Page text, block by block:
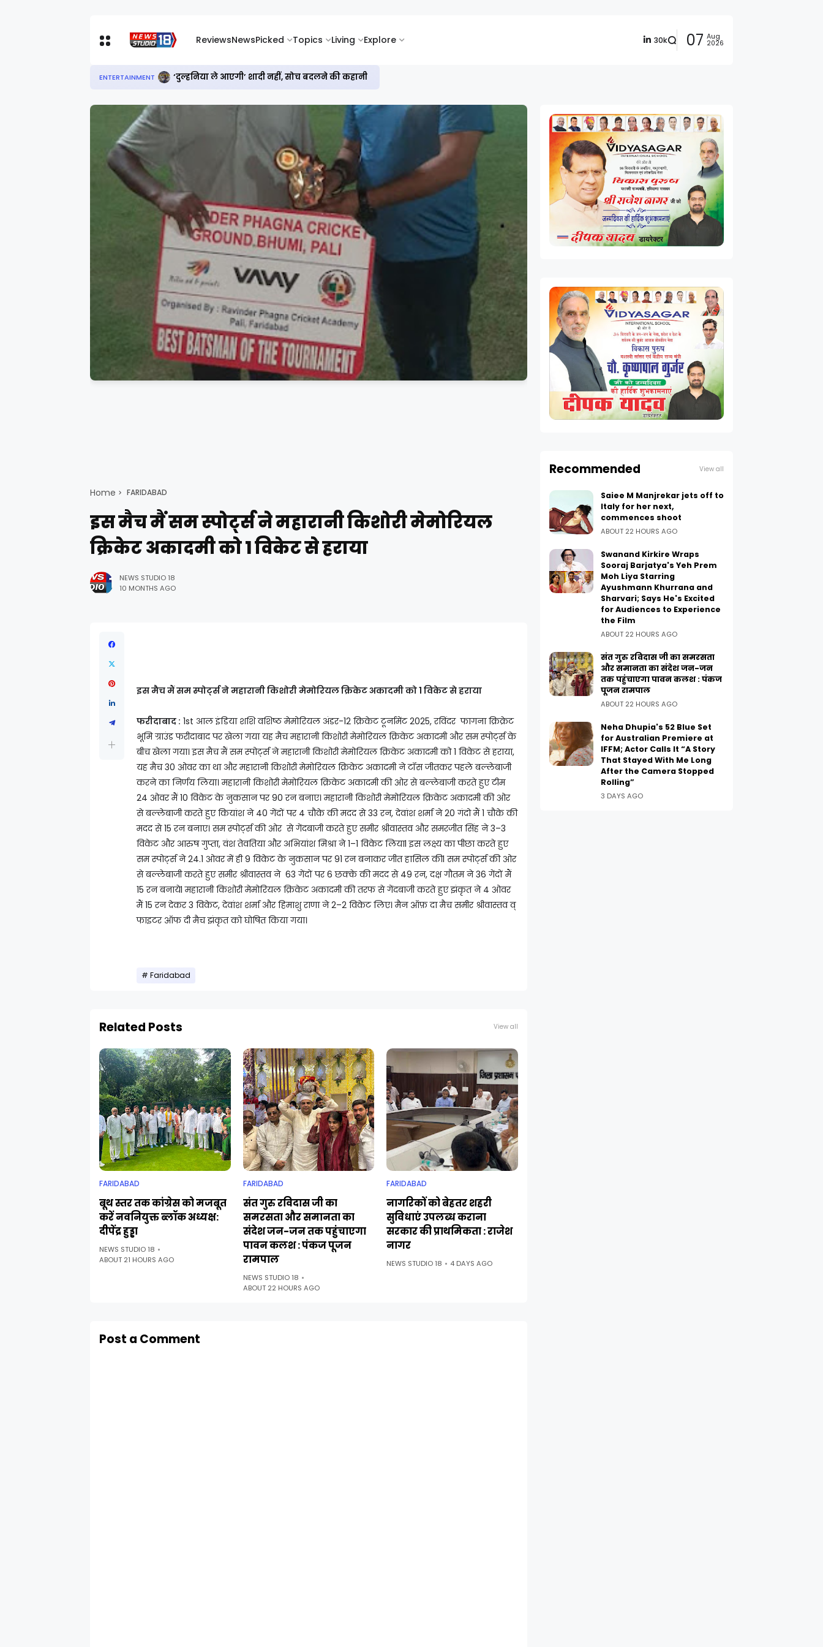
ReviewsNewsPicked Topics Living Explore 30k 07 Aug
2026
ENTERTAINMENT ‘दुल्हनिया ले आएगी’ शादी नहीं, सोच बदलने की कहानी
Home FARIDABAD
इस मैच मैं सम स्पोर्ट्स ने महारानी किशोरी मेमोरियल
क्रिकेट अकादमी को 1 विकेट से हराया
NEWS STUDIO 18
10 MONTHS AGO
इस मैच मैं सम स्पोर्ट्स ने महारानी किशोरी मेमोरियल क्रिकेट अकादमी को 1 विकेट से हराया
फरीदाबाद : 1st आल इंडिया शशि वशिष्ठ मेमोरियल अंडर-12 क्रिकेट टूर्नामेंट 2025, रविंदर फागना क्रिक्रेट
भूमि ग्राउंड फरीदाबाद पर खेला गया यह मैच महारानी किशोरी मेमोरियल क्रिकेट अकादमी और सम स्पोर्ट्स के
बीच खेला गया। इस मैच मैं सम स्पोर्ट्स ने महारानी किशोरी मेमोरियल क्रिकेट अकादमी को 1 विकेट से हराया,
यह मैच 30 ओवर का था और महारानी किशोरी मेमोरियल क्रिकेट अकादमी ने टॉस जीतकर पहले बल्लेबाजी
करने का निर्णय लिया। महारानी किशोरी मेमोरियल क्रिकेट अकादमी की ओर से बल्लेबाजी करते हुए टीम
24 ओवर मैं 10 विकेट के नुकसान पर 90 रन बनाए। महारानी किशोरी मेमोरियल क्रिकेट अकादमी की ओर
से बल्लेबाजी करते हुए कियांश ने 40 गेंदों पर 4 चौके की मदद से 33 रन, देवांश शर्मा ने 20 गंदो मैं 1 चौके की
मदद से 15 रन बनाए। सम स्पोर्ट्स की ओर से गेंदबाजी करते हुए समीर श्रीवास्तव और समरजीत सिंह ने 3–3
विकेट और आरुष गुप्ता, वंश तेवतिया और अभियांश मिश्रा ने 1–1 विकेट लियाl इस लक्ष्य का पीछा करते हुए
सम स्पोर्ट्स ने 24.1 ओवर में ही 9 विकेट के नुकसान पर 91 रन बनाकर जीत हासिल कीl सम स्पोर्ट्स की ओर
से बल्लेबाजी करते हुए समीर श्रीवास्तव ने 63 गेंदों पर 6 छक्के की मदद से 49 रन, दक्ष गौतम ने 36 गेंदों मैं
15 रन बनायेl महारानी किशोरी मेमोरियल क्रिकेट अकादमी की तरफ से गेंदबाजी करते हुए झंकृत ने 4 ओवर
मैं 15 रन देकर 3 विकेट, देवांश शर्मा और हिमाशु राणा ने 2–2 विकेट लिए। मैन ऑफ़ दा मैच समीर श्रीवास्तव व्
फाइटर ऑफ दी मैच झंकृत को घोषित किया गया।
Faridabad
Related Posts View all
FARIDABAD
बूथ स्तर तक कांग्रेस को मजबूत
करें नवनियुक्त ब्लॉक अध्यक्ष:
दीपेंद्र हुड्डा
NEWS STUDIO 18
ABOUT 21 HOURS AGO
FARIDABAD
संत गुरु रविदास जी का
समरसता और समानता का
संदेश जन-जन तक पहुंचाएगा
पावन कलश : पंकज पूजन
रामपाल
NEWS STUDIO 18
ABOUT 22 HOURS AGO
FARIDABAD
नागरिकों को बेहतर शहरी
सुविधाएं उपलब्ध कराना
सरकार की प्राथमिकता : राजेश
नागर
NEWS STUDIO 18 4 DAYS AGO
Post a Comment
Recommended View all
Saiee M Manjrekar jets off to
Italy for her next,
commences shoot
ABOUT 22 HOURS AGO
Swanand Kirkire Wraps
Sooraj Barjatya's Yeh Prem
Moh Liya Starring
Ayushmann Khurrana and
Sharvari; Says He's Excited
for Audiences to Experience
the Film
ABOUT 22 HOURS AGO
संत गुरु रविदास जी का समरसता
और समानता का संदेश जन-जन
तक पहुंचाएगा पावन कलश : पंकज
पूजन रामपाल
ABOUT 22 HOURS AGO
Neha Dhupia's 52 Blue Set
for Australian Premiere at
IFFM; Actor Calls It “A Story
That Stayed With Me Long
After the Camera Stopped
Rolling”
3 DAYS AGO